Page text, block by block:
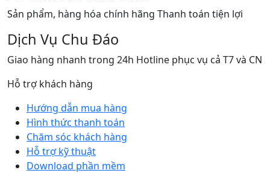
Sản phẩm, hàng hóa chính hãng Thanh toán tiện lợi
Dịch Vụ Chu Đáo
Giao hàng nhanh trong 24h Hotline phục vụ cả T7 và CN
Hỗ trợ khách hàng
Hướng dẫn mua hàng
Hình thức thanh toán
Chăm sóc khách hàng
Hỗ trợ kỹ thuật
Download phần mềm